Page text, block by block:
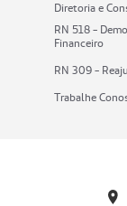
Diretoria e
RN 518 -
Financeiro
RN 309 -
Trabalhe